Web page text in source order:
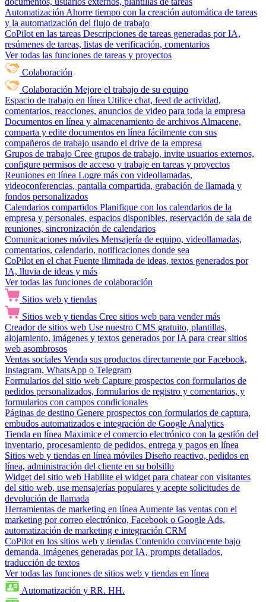
Automatización Ahorre tiempo con la creación automática de tareas
y la automatización del flujo de trabajo
CoPilot en las tareas Descripciones de tareas generadas por IA,
resúmenes de tareas, listas de verificación, comentarios
Ver todas las funciones de tareas y proyectos
Colaboración
Colaboración Mejore el trabajo de su equipo
Espacio de trabajo en línea Utilice chat, feed de actividad,
comentarios, reacciones, anuncios de video para toda la empresa
Documentos en línea y almacenamiento de archivos Almacene,
comparta y edite documentos en línea fácilmente con sus
compañeros de trabajo usando el drive de la empresa
Grupos de trabajo Cree grupos de trabajo, invite usuarios externos,
configure permisos de acceso y trabaje en tareas y proyectos
Reuniones en línea Logre más con videollamadas,
videoconferencias, pantalla compartida, grabación de llamada y
fondos personalizados
Calendarios compartidos Planifique con los calendarios de la
empresa y personales, espacios disponibles, reservación de sala de
reuniones, sincronización de calendarios
Comunicaciones móviles Mensajería de equipo, videollamadas,
comentarios, calendario, notificaciones donde sea
CoPilot en el chat Fuente ilimitada de ideas, textos generados por
IA, lluvia de ideas y más
Ver todas las funciones de colaboración
Sitios web y tiendas
Sitios web y tiendas Cree sitios web para vender más
Creador de sitios web Use nuestro CMS gratuito, plantillas,
alojamiento, imágenes y textos generados por IA para crear sitios
web asombrosos
Ventas sociales Venda sus productos directamente por Facebook,
Instagram, WhatsApp o Telegram
Formularios del sitio web Capture prospectos con formularios de
pedidos personalizados, formularios de registro y comentarios, y
formularios con campos condicionales
Páginas de destino Genere prospectos con formularios de captura,
embudos automatizados e integración de Google Analytics
Tienda en línea Maximice el comercio electrónico con la gestión del
inventario, procesamiento de pedidos, entrega y pagos en línea
Sitios web y tiendas en línea móviles Diseño reactivo, pedidos en
línea, administración del cliente en su bolsillo
Widget del sitio web Habilite el widget para chatear con visitantes
del sitio web, use mensajerías populares y acepte solicitudes de
devolución de llamada
Herramientas de marketing en línea Aumente las ventas con el
marketing por correo electrónico, Facebook o Google Ads,
automatización de marketing e integración CRM
CoPilot en los sitios web y tiendas Contenido convincente bajo
demanda, imágenes generadas por IA, prompts detallados,
traducción de textos
Ver todas las funciones de sitios web y tiendas en línea
Automatización y RR. HH.